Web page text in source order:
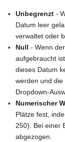
Unbegrenzt -
Datum leer
verwaltet oder
Null - Wenn
aufgebraucht
dieses Datum
werden und
Dropdown-
Numerischer
Plätze fest,
250). Bei einer
abgezogen.